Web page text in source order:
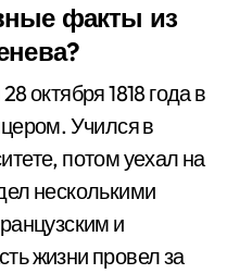
факты из
октября 1818 года в
Учился в
потом уехал на
несколькими
и
жизни провел за